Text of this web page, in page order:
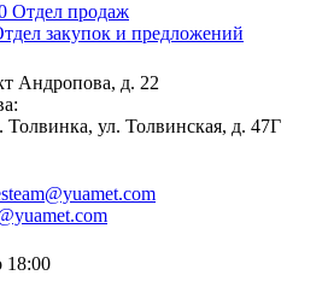
Отдел продаж
закупок и предложений
Андропова, д. 22
Толвинка, ул. Толвинская, д. 47Г
18:00